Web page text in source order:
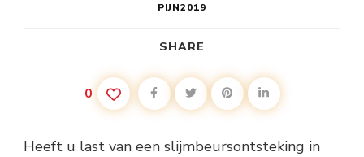
PIJN2019
SHARE
0
Heeft u last van een slijmbeursontsteking in